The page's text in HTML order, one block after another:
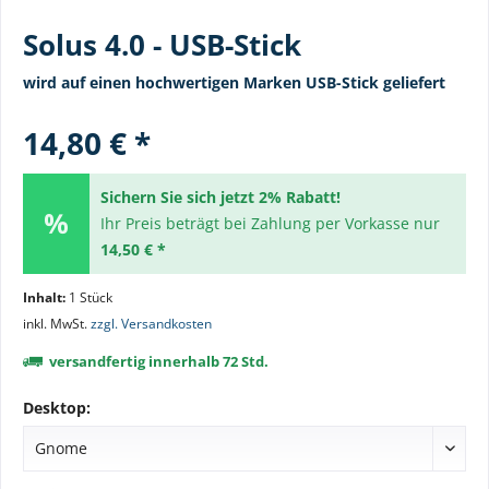
Solus 4.0 - USB-Stick
wird auf einen hochwertigen Marken USB-Stick geliefert
14,80 € *
Sichern Sie sich jetzt 2% Rabatt!
Ihr Preis beträgt bei Zahlung per Vorkasse nur
14,50 € *
Inhalt: 1 Stück
inkl. MwSt.zzgl. Versandkosten
versandfertig innerhalb 72 Std.
Desktop: